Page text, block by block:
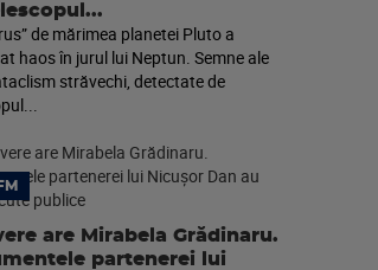
de mărimea planetei Pluto a
haos în jurul lui Neptun. Semne ale
străvechi, detectate de
are Mirabela Grădinaru.
partenerei lui